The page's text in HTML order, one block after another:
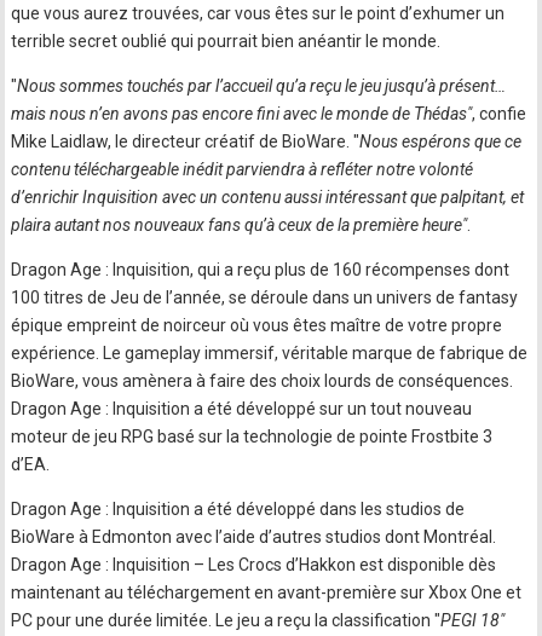
que vous aurez trouvées, car vous êtes sur le point d’exhumer un
terrible secret oublié qui pourrait bien anéantir le monde.
"Nous sommes touchés par l’accueil qu’a reçu le jeu jusqu’à présent…
mais nous n’en avons pas encore fini avec le monde de Thédas", confie
Mike Laidlaw, le directeur créatif de BioWare. "Nous espérons que ce
contenu téléchargeable inédit parviendra à refléter notre volonté
d’enrichir Inquisition avec un contenu aussi intéressant que palpitant, et
plaira autant nos nouveaux fans qu’à ceux de la première heure".
Dragon Age : Inquisition, qui a reçu plus de 160 récompenses dont
100 titres de Jeu de l’année, se déroule dans un univers de fantasy
épique empreint de noirceur où vous êtes maître de votre propre
expérience. Le gameplay immersif, véritable marque de fabrique de
BioWare, vous amènera à faire des choix lourds de conséquences.
Dragon Age : Inquisition a été développé sur un tout nouveau
moteur de jeu RPG basé sur la technologie de pointe Frostbite 3
d’EA.
Dragon Age : Inquisition a été développé dans les studios de
BioWare à Edmonton avec l’aide d’autres studios dont Montréal.
Dragon Age : Inquisition – Les Crocs d’Hakkon est disponible dès
maintenant au téléchargement en avant-première sur Xbox One et
PC pour une durée limitée. Le jeu a reçu la classification "PEGI 18"